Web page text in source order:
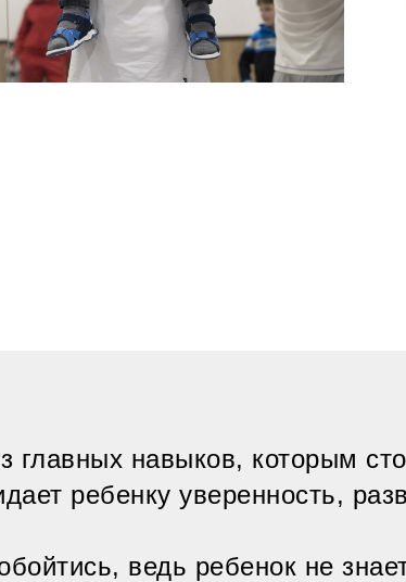
навыков, которым
ребенку уверенность,
ведь ребенок не